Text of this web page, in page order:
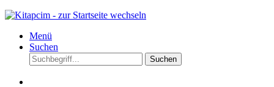
Menü
Suchen
Suchen